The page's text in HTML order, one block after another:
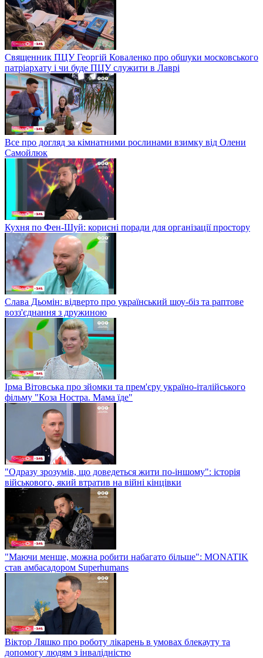
Священник ПЦУ Георгій Коваленко про обшуки московського
патріархату і чи буде ПЦУ служити в Лаврі
Все про догляд за кімнатними рослинами взимку від Олени
Самойлюк
Кухня по Фен-Шуй: корисні поради для організації простору
Слава Дьомін: відверто про український шоу-біз та раптове
возз'єднання з дружиною
Ірма Вітовська про зйомки та прем'єру україно-італійського
фільму "Коза Ностра. Мама їде"
"Одразу зрозумів, що доведеться жити по-іншому": історія
військового, який втратив на війні кінцівки
"Маючи менше, можна робити набагато більше": MONATIK
став амбасадором Superhumans
Віктор Ляшко про роботу лікарень в умовах блекауту та
допомогу людям з інвалідністю